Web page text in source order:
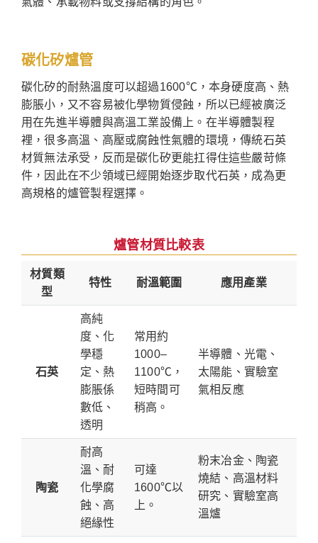
碳化矽爐管
碳化矽的耐熱溫度可以超過1600℃，本身硬度高、熱
膨脹小，又不容易被化學物質侵蝕，所以已經被廣泛
用在先進半導體與高溫工業設備上。在半導體製程
裡，很多高溫、高壓或腐蝕性氣體的環境，傳統石英
材質無法承受，反而是碳化矽更能扛得住這些嚴苛條
件，因此在不少領域已經開始逐步取代石英，成為更
高規格的爐管製程選擇。
爐管材質比較表
材質類
型
特性 耐溫範圍 應用產業
石英
高純
度、化
學穩
定、熱
膨脹係
數低、
透明
常用約
1000–
1100℃，
短時間可
稍高。
半導體、光電、
太陽能、實驗室
氣相反應
陶瓷
耐高
溫、耐
化學腐
蝕、高
絕緣性
可達
1600℃以
上。
粉末冶金、陶瓷
燒結、高溫材料
研究、實驗室高
溫爐